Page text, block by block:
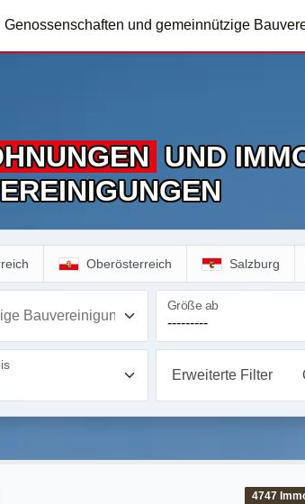
Genossenschaften und gemeinnützige
UND
Oberösterreich Salzburg
Bauvereinigung
Größe ab
Erweiterte Filter
4747